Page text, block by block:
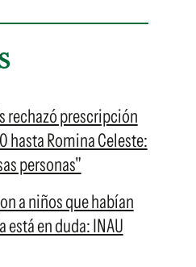
rechazó prescripción
hasta Romina Celeste:
personas"
a niños que habían
en duda: INAU